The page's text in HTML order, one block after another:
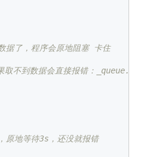
据了，程序会原地阻塞 卡住